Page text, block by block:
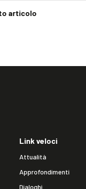
articolo
Link veloci
Attualità
Approfondimenti
Dialoghi